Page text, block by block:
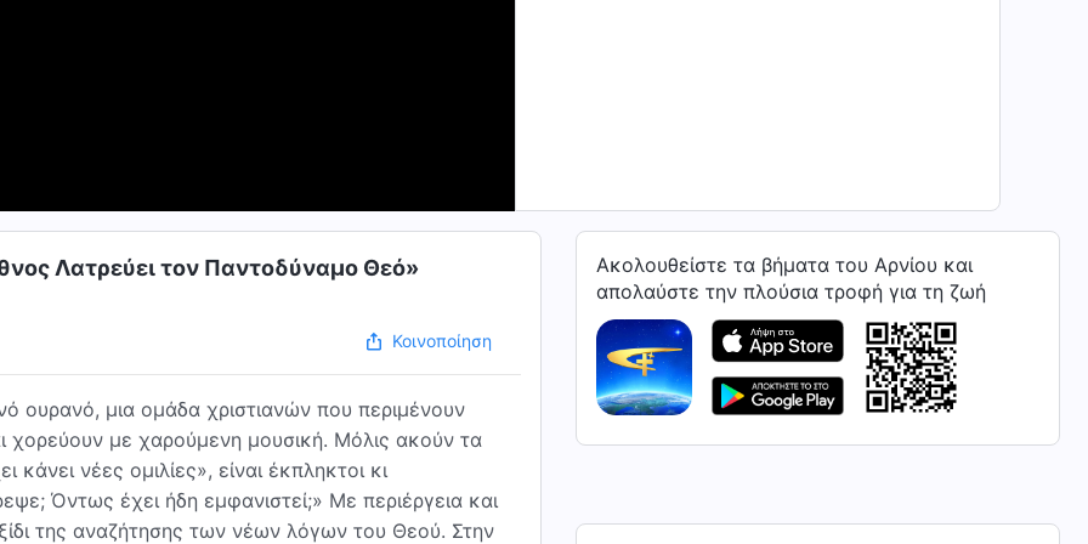
Λατρεύει τον Παντοδύναμο Θεό»
Κοινοποίηση
ουρανό, μια ομάδα χριστιανών που περιμένουν
χορεύουν με χαρούμενη μουσική. Μόλις ακούν τα
νέες ομιλίες», είναι έκπληκτοι κι
Όντως έχει ήδη εμφανιστεί;» Με περιέργεια και
της αναζήτησης των νέων λόγων του Θεού. Στην
Ακολουθείστε τα βήματα του Αρνίου και
απολαύστε την πλούσια τροφή για τη ζωή